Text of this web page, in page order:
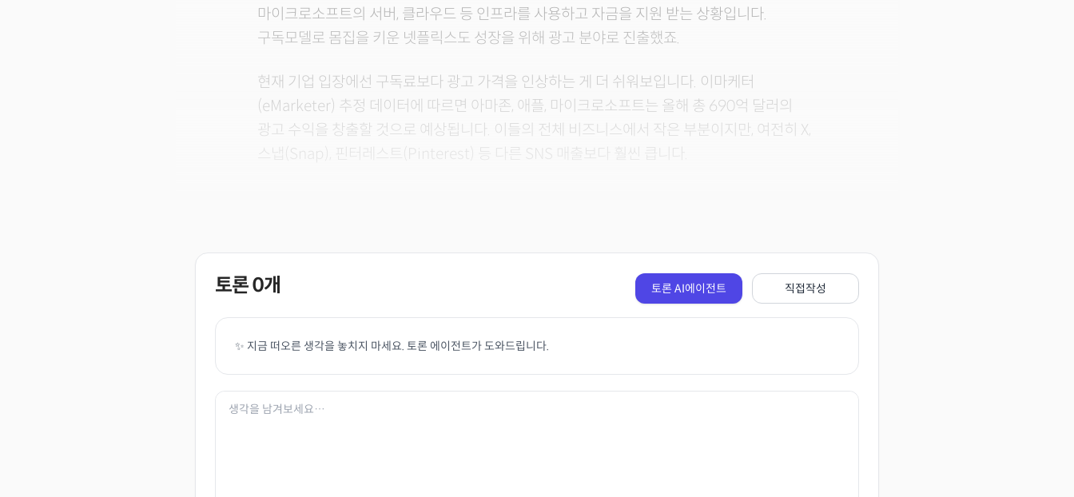
마이크로소프트의 서버, 클라우드 등 인프라를 사용하고 자금을 지원 받는 상황입니다.
구독모델로 몸집을 키운 넷플릭스도 성장을 위해 광고 분야로 진출했죠.
현재 기업 입장에선 구독료보다 광고 가격을 인상하는 게 더 쉬워보입니다. 이마케터
(eMarketer) 추정 데이터에 따르면 아마존, 애플, 마이크로소프트는 올해 총 690억 달러의
광고 수익을 창출할 것으로 예상됩니다. 이들의 전체 비즈니스에서 작은 부분이지만, 여전히 X,
스냅(Snap), 핀터레스트(Pinterest) 등 다른 SNS 매출보다 훨씬 큽니다.
토론0개 토론 AI에이전트 직접작성
✨ 지금 떠오른 생각을 놓치지 마세요. 토론 에이전트가 도와드립니다.